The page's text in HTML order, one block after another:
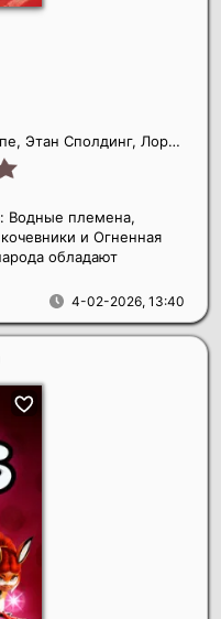
Джанкарло Вольпе, Этан Сполдинг, Лорен Макмаллен
4-02-2026, 13:40
Водные племена,
и Огненная
обладают